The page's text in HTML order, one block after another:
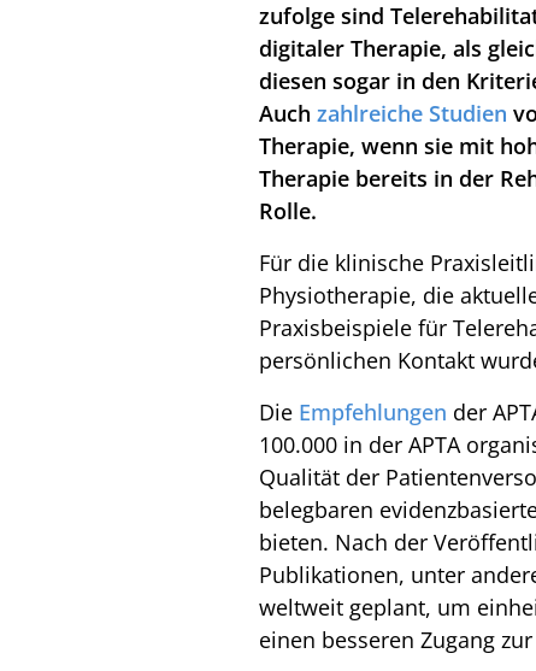
zufolge sind
digitaler Therapie, als
diesen sogar in den
Auch zahlreiche Studien
Therapie, wenn sie mit
Therapie bereits in der
Rolle.
Für die klinische
Physiotherapie, die
Praxisbeispiele für
persönlichen Kontakt
Die Empfehlungen der
100.000 in der APTA
Qualität der
belegbaren
bieten. Nach der
Publikationen, unter
weltweit geplant, um
einen besseren Zugang